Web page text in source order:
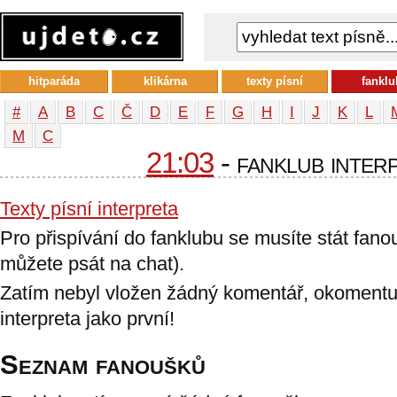
# A B C Č D E F G H I J K L
М
С
21:03 - fanklub
Texty písní interpreta
Pro přispívání do fanklubu se musíte stát
můžete psát na chat).
Zatím nebyl vložen žádný komentář,
interpreta jako první!
Seznam fanoušků
hitparáda klikárna texty písní